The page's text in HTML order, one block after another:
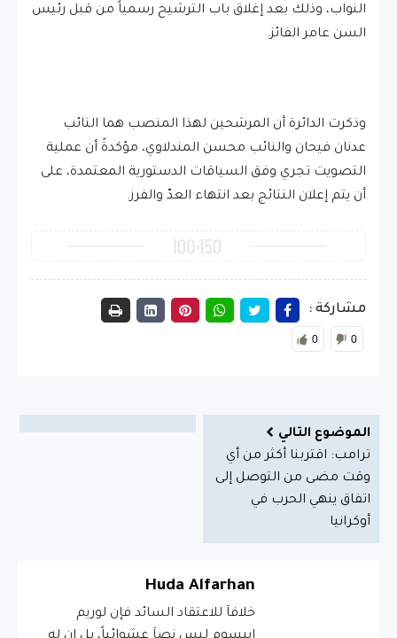
النواب، وذلك بعد إغلاق باب الترشيح رسمياً من قبل رئيس
السن عامر الفائز.
وذكرت الدائرة أن المرشحين لهذا المنصب هما النائب
عدنان فيحان والنائب محسن المندلاوي، مؤكدةً أن عملية
التصويت تجري وفق السياقات الدستورية المعتمدة، على
أن يتم إعلان النتائج بعد انتهاء العدّ والفرز.
مشاركة :
0 0
الموضوع التالي
ترامب: اقتربنا أكثر من أي
وقت مضى من التوصل إلى
اتفاق ينهي الحرب في
أوكرانيا
Huda Alfarhan
خلافاَ للاعتقاد السائد فإن لوريم